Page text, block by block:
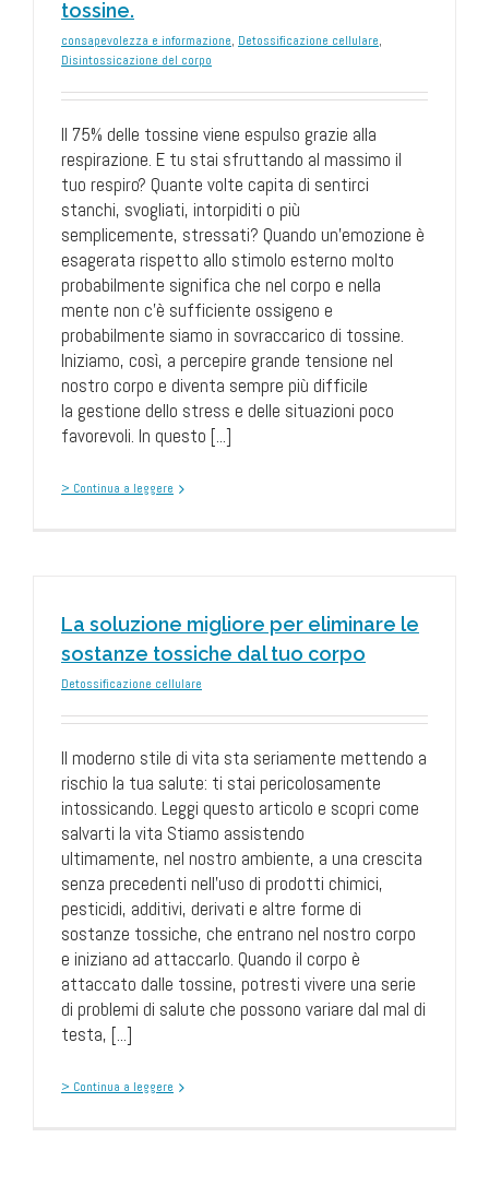
tossine.
consapevolezza e informazione, Detossificazione cellulare,
Disintossicazione del corpo
Il 75% delle tossine viene espulso grazie alla
respirazione. E tu stai sfruttando al massimo il
tuo respiro? Quante volte capita di sentirci
stanchi, svogliati, intorpiditi o più
semplicemente, stressati? Quando un'emozione è
esagerata rispetto allo stimolo esterno molto
probabilmente significa che nel corpo e nella
mente non c'è sufficiente ossigeno e
probabilmente siamo in sovraccarico di tossine.
Iniziamo, così, a percepire grande tensione nel
nostro corpo e diventa sempre più difficile
la gestione dello stress e delle situazioni poco
favorevoli. In questo [...]
> Continua a leggere
La soluzione migliore per eliminare le
sostanze tossiche dal tuo corpo
Detossificazione cellulare
Il moderno stile di vita sta seriamente mettendo a
rischio la tua salute: ti stai pericolosamente
intossicando. Leggi questo articolo e scopri come
salvarti la vita Stiamo assistendo
ultimamente, nel nostro ambiente, a una crescita
senza precedenti nell'uso di prodotti chimici,
pesticidi, additivi, derivati e altre forme di
sostanze tossiche, che entrano nel nostro corpo
e iniziano ad attaccarlo. Quando il corpo è
attaccato dalle tossine, potresti vivere una serie
di problemi di salute che possono variare dal mal di
testa, [...]
> Continua a leggere